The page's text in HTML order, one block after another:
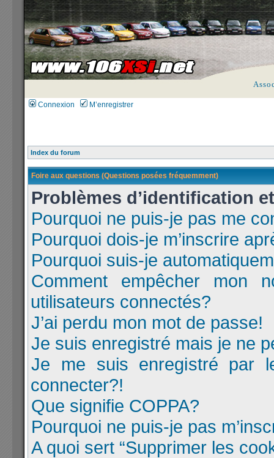
Connexion M’enregistrer
Index du forum
Foire aux questions (Questions posées fréquemment)
Problèmes d’identification
Pourquoi ne puis-je pas me
Pourquoi dois-je m’inscrire
Pourquoi suis-je
Comment empêcher mon
utilisateurs connectés?
J’ai perdu mon mot de passe!
Je suis enregistré mais je ne
Je me suis enregistré par
connecter?!
Que signifie COPPA?
Pourquoi ne puis-je pas
A quoi sert “Supprimer les